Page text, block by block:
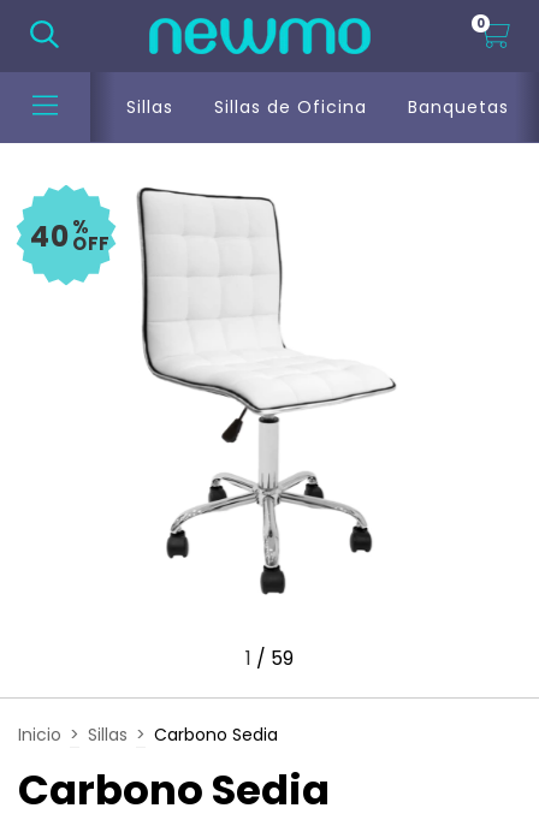
0
Sillas Sillas de Oficina Banquetas
40%
OFF
1 / 59
Inicio > Sillas > Carbono Sedia
Carbono Sedia